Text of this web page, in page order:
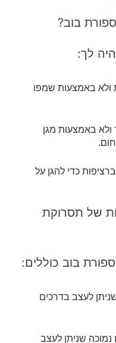
בוב?
לך:
ולא באמצעות שמפו
באמצעות מגן
כדי להגן על
של תסרוקת
בוב כוללים:
לעצב בדרכים
נמוכה שניתן לעצב